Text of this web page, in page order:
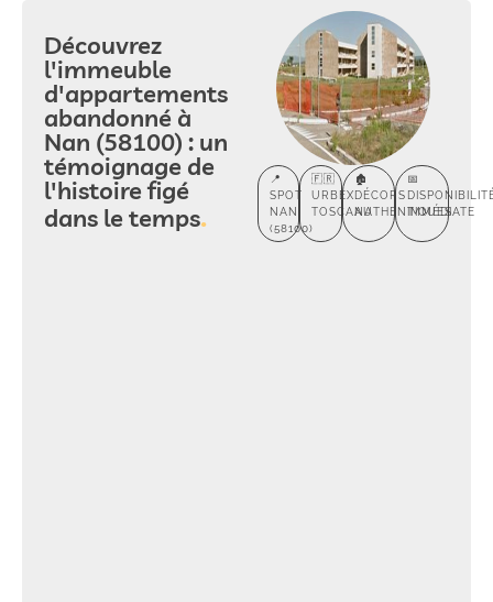
Découvrez
l'immeuble
d'appartements
abandonné à
Nan (58100) : un
témoignage de
l'histoire figé
dans le temps
📍
SPOT
NAN
(58100)
🇫🇷
URBEX
TOSCANA
🏚️
DÉCORS
AUTHENTIQUES
📅
IMMÉDIATE